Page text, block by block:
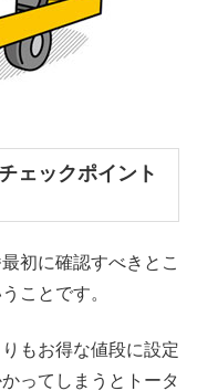
ェックポイント
初に確認すべきとこ
ことです。
もお得な値段に設定
ってしまうとトータ